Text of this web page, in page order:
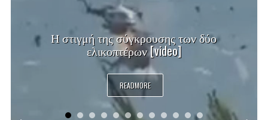
Η στιγμή της σύγκρουσης των δύο
ελικοπτέρων [video]
READMORE